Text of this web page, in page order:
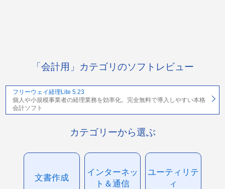
「会計用」カテゴリのソフトレビュー
フリーウェイ経理Lite 5.23
個人や小規模事業者の経理業務を効率化。完全無料で導入しやすい本格
会計ソフト
カテゴリーから選ぶ
文書作成
インターネッ
ト＆通信
ユーティリテ
ィ